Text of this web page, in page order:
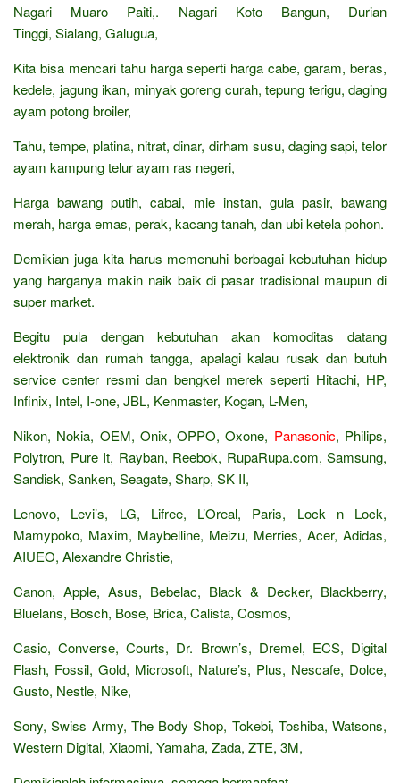
Nagari Muaro Paiti,. Nagari Koto Bangun, Durian
Tinggi, Sialang, Galugua,
Kita bisa mencari tahu harga seperti harga cabe, garam, beras,
kedele, jagung ikan, minyak goreng curah, tepung terigu, daging
ayam potong broiler,
Tahu, tempe, platina, nitrat, dinar, dirham susu, daging sapi, telor
ayam kampung telur ayam ras negeri,
Harga bawang putih, cabai, mie instan, gula pasir, bawang
merah, harga emas, perak, kacang tanah, dan ubi ketela pohon.
Demikian juga kita harus memenuhi berbagai kebutuhan hidup
yang harganya makin naik baik di pasar tradisional maupun di
super market.
Begitu pula dengan kebutuhan akan komoditas datang
elektronik dan rumah tangga, apalagi kalau rusak dan butuh
service center resmi dan bengkel merek seperti Hitachi, HP,
Infinix, Intel, I-one, JBL, Kenmaster, Kogan, L-Men,
Nikon, Nokia, OEM, Onix, OPPO, Oxone, Panasonic, Philips,
Polytron, Pure It, Rayban, Reebok, RupaRupa.com, Samsung,
Sandisk, Sanken, Seagate, Sharp, SK II,
Lenovo, Levi’s, LG, Lifree, L’Oreal, Paris, Lock n Lock,
Mamypoko, Maxim, Maybelline, Meizu, Merries, Acer, Adidas,
AIUEO, Alexandre Christie,
Canon, Apple, Asus, Bebelac, Black & Decker, Blackberry,
Bluelans, Bosch, Bose, Brica, Calista, Cosmos,
Casio, Converse, Courts, Dr. Brown’s, Dremel, ECS, Digital
Flash, Fossil, Gold, Microsoft, Nature’s, Plus, Nescafe, Dolce,
Gusto, Nestle, Nike,
Sony, Swiss Army, The Body Shop, Tokebi, Toshiba, Watsons,
Western Digital, Xiaomi, Yamaha, Zada, ZTE, 3M,